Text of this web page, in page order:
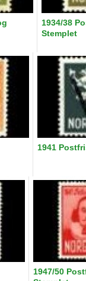
1934/38
Stemplet
1941
1947/50